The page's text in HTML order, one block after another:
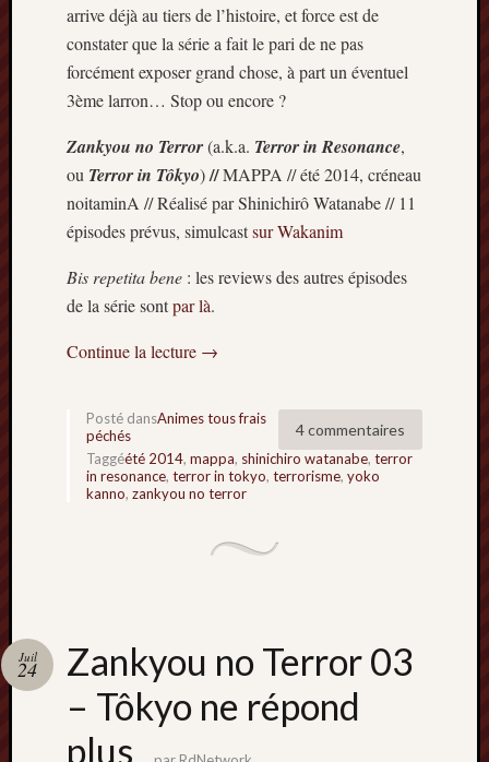
arrive déjà au tiers de l’histoire, et force est de
constater que la série a fait le pari de ne pas
forcément exposer grand chose, à part un éventuel
3ème larron… Stop ou encore ?
Zankyou no Terror(a.k.a. Terror in Resonance,
ou Terror in Tôkyo)//MAPPA // été 2014, créneau
noitaminA // Réalisé par Shinichirô Watanabe // 11
épisodes prévus, simulcastsur Wakanim
Bis repetitabene : les reviews des autres épisodes
de la série sontpar là.
Continue la lecture →
4 commentaires
Posté dansAnimes tous frais
péchés
Taggéété 2014, mappa, shinichiro watanabe, terror
in resonance, terror in tokyo, terrorisme, yoko
kanno, zankyou no terror
Zankyou no Terror 03
– Tôkyo ne répond
plus
Juil
24